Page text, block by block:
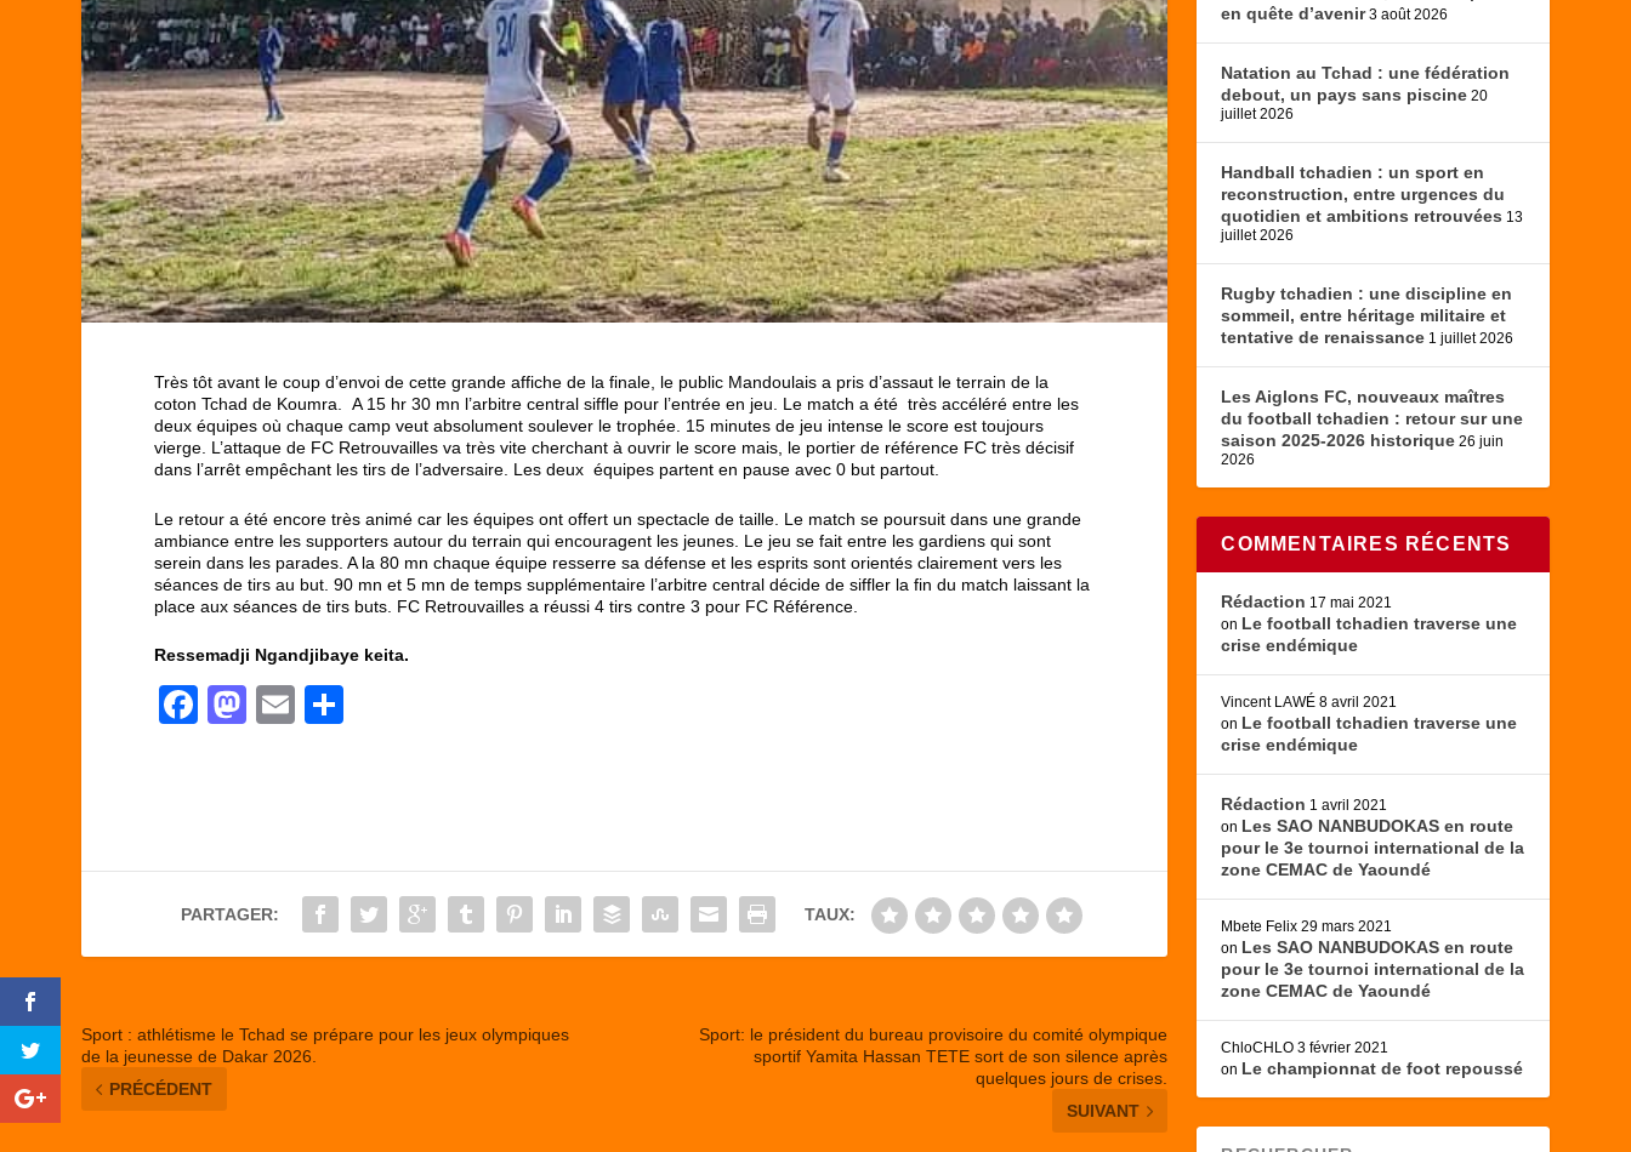
Très tôt avant le coup d’envoi de cette grande affiche de la finale, le public Mandoulais a pris d’assaut le terrain de la
coton Tchad de Koumra. A 15 hr 30 mn l’arbitre central siffle pour l’entrée en jeu. Le match a été très accéléré entre les
deux équipes où chaque camp veut absolument soulever le trophée. 15 minutes de jeu intense le score est toujours
vierge. L’attaque de FC Retrouvailles va très vite cherchant à ouvrir le score mais, le portier de référence FC très décisif
dans l’arrêt empêchant les tirs de l’adversaire. Les deux équipes partent en pause avec 0 but partout.
Le retour a été encore très animé car les équipes ont offert un spectacle de taille. Le match se poursuit dans une grande
ambiance entre les supporters autour du terrain qui encouragent les jeunes. Le jeu se fait entre les gardiens qui sont
serein dans les parades. A la 80 mn chaque équipe resserre sa défense et les esprits sont orientés clairement vers les
séances de tirs au but. 90 mn et 5 mn de temps supplémentaire l’arbitre central décide de siffler la fin du match laissant la
place aux séances de tirs buts. FC Retrouvailles a réussi 4 tirs contre 3 pour FC Référence.
Ressemadji Ngandjibaye keita.
F
b
o
M
d
o
E
er
PARTAGER: TAUX:
Sport : athlétisme le Tchad se prépare pour les jeux olympiques
de la jeunesse de Dakar 2026.
PRÉCÉDENT
Sport: le président du bureau provisoire du comité olympique
sportif Yamita Hassan TETE sort de son silence après
quelques jours de crises.
SUIVANT
en quête d’avenir 3 août 2026
Natation au Tchad : une fédération
debout, un pays sans piscine 20
juillet 2026
Handball tchadien : un sport en
reconstruction, entre urgences du
quotidien et ambitions retrouvées 13
juillet 2026
Rugby tchadien : une discipline en
sommeil, entre héritage militaire et
tentative de renaissance 1 juillet 2026
Les Aiglons FC, nouveaux maîtres
du football tchadien : retour sur une
saison 2025-2026 historique 26 juin
2026
COMMENTAIRES RÉCENTS
Rédaction 17 mai 2021
on Le football tchadien traverse une
crise endémique
Vincent LAWÉ 8 avril 2021
on Le football tchadien traverse une
crise endémique
Rédaction 1 avril 2021
on Les SAO NANBUDOKAS en route
pour le 3e tournoi international de la
zone CEMAC de Yaoundé
Mbete Felix 29 mars 2021
on Les SAO NANBUDOKAS en route
pour le 3e tournoi international de la
zone CEMAC de Yaoundé
ChloCHLO 3 février 2021
on Le championnat de foot repoussé